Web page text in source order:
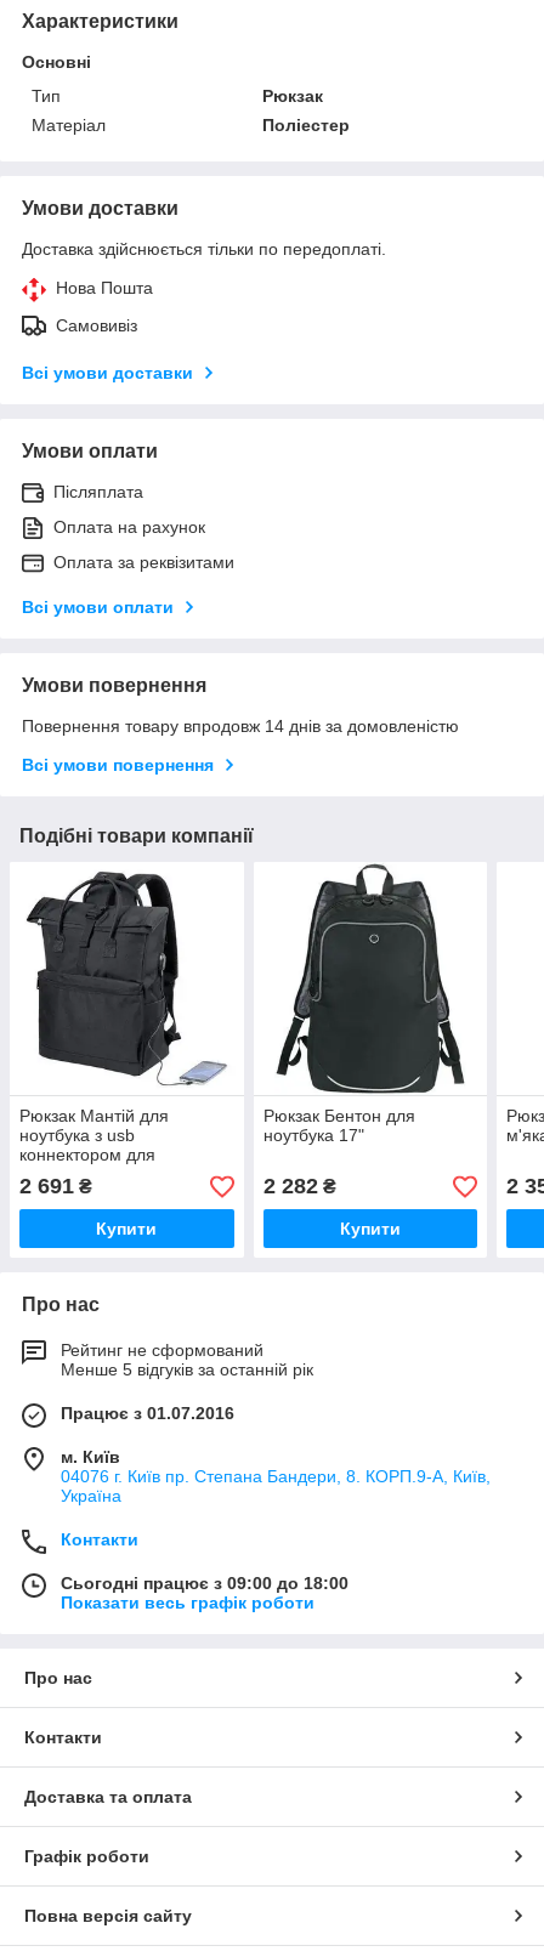
Характеристики
Основні
Тип
Рюкзак
Матеріал
Поліестер
Умови доставки
Доставка здійснюється тільки по передоплаті.
Нова Пошта
Самовивіз
Всі умови доставки
Умови оплати
Післяплата
Оплата на рахунок
Оплата за реквізитами
Всі умови оплати
Умови повернення
Повернення товару впродовж 14 днів за домовленістю
Всі умови повернення
Подібні товари компанії
Рюкзак Мантій для
ноутбука з usb
коннектором для
повербанка
2 691 ₴
Купити
Рюкзак Бентон для
ноутбука 17"
2 282₴
Купити
2
Про нас
Рейтинг не сформований
Менше 5 відгуків за останній рік
Працює з 01.07.2016
м. Київ
04076 г. Київ пр. Степана Бандери, 8. КОРП.9-А, Київ,
Україна
Контакти
Сьогодні працює з 09:00 до 18:00
Показати весь графік роботи
Про нас
Контакти
Доставка та оплата
Графік роботи
Повна версія сайту